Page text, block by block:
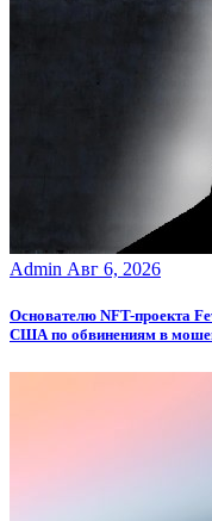
Admin Авг 6, 2026
Основателю NFT-проекта
США по обвинениям в